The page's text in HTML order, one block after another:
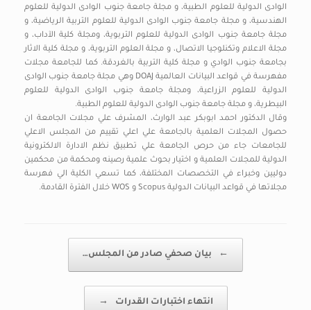
الوادى الدولية للعلوم الطبية، و مجلة جامعة جنوب الوادى الدولية للعلوم
الهندسية، و مجلة جامعة جنوب الوادى الدولية للعلوم التربية الرياضية، و
مجلة جامعة جنوب الوادى الدولية للعلوم التربوية، ومجلة كلية الآداب، و
مجلة الاعلام وتكنلوجيا الاتصال، و مجلة العلوم التربوية، و مجلة كلية الاثار
بجامعة جنوب الوادي و مجلة كلية التربية بالغردقة. كما للجامعة مجلات
مفهرسة في قواعد البيانات العالمية DOAJ وهي مجلة جامعة جنوب الوادى
الدولية للعلوم الزراعية، ومجلة جامعة جنوب الوادى الدولية للعلوم
البيطرية، و مجلة جامعة جنوب الوادى الدولية للعلوم الطبية.
وقال الدكتور احمد ابوبكر عبد الوارث، المشرف علي مجلات الجامعة ان
حصول المجلات العلمية بالجامعة علي اعلي تقييم من المجلس الاعلي
للجامعات جاء من حرص الجامعة علي تطبيق نظم الادارة الالكترونية
الدولية للمجلات العلمية و اختيار بحوث علمية رصينه ومحكمة من محكمين
دوليين وخبراء في التخصصات المختلفة، كما تسعي الكلية الي فهرسة
مجلاتها في قواعد البيانات الدولية Scopus و WOS خلال الفترة القادمة.
← بيان صحفي صادر من المجلس…
انتهاء اختبارات القدرات →